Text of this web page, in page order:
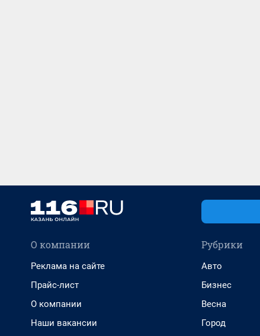
О компании
Реклама на сайте
Прайс-лист
О компании
Наши вакансии
Рубрики
Авто
Бизнес
Весна
Город